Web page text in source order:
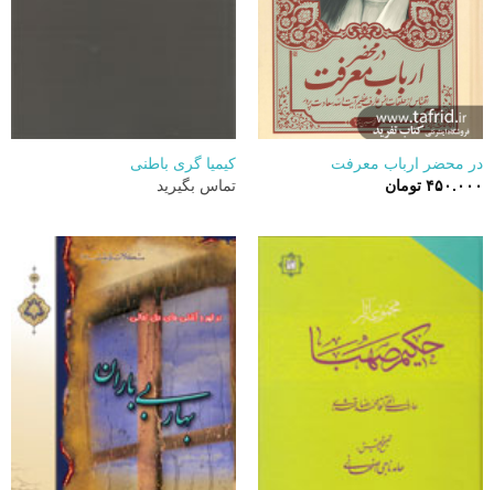
در محضر ارباب معرفت
۴۵۰.۰۰۰ تومان
کیمیا گری باطنی
تماس بگیرید